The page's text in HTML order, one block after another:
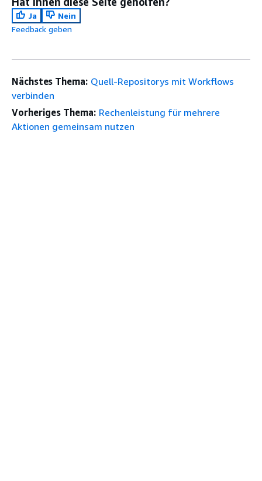
Ja
Nein
Feedback geben
Nächstes Thema: Quell-Repositorys mit Workflows
verbinden
Vorheriges Thema: Rechenleistung für mehrere
Aktionen gemeinsam nutzen